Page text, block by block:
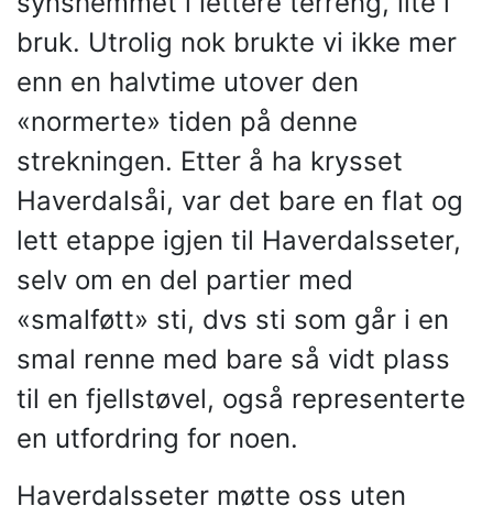
bruk. Utrolig nok brukte vi ikke mer
enn en halvtime utover den
«normerte» tiden på denne
strekningen. Etter å ha krysset
Haverdalsåi, var det bare en flat og
lett etappe igjen til Haverdalsseter,
selv om en del partier med
«smalføtt» sti, dvs sti som går i en
smal renne med bare så vidt plass
til en fjellstøvel, også representerte
en utfordring for noen.
Haverdalsseter møtte oss uten